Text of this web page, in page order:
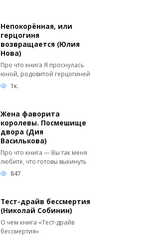
Непокорённая, или
герцогиня
возвращается (Юлия
Нова)
Про что книга Я проснулась
юной, родовитой герцогиней
1к.
Жена фаворита
королевы. Посмешище
двора (Дия
Василькова)
Про что книга — Вы так меня
любите, что готовы выкинуть
847
Тест-драйв бессмертия
(Николай Собинин)
О чем книга «Тест-драйв
бессмертия»